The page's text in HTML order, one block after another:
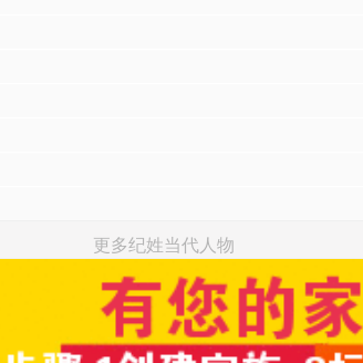
更多纪姓当代人物